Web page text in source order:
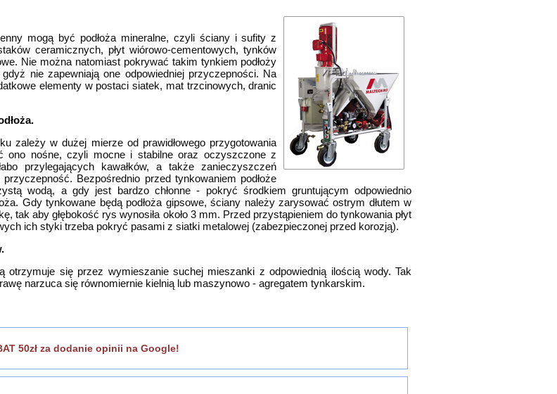
50zł za dodanie opinii na Google!
mogą być podłoża mineralne, czyli ściany i sufity z
ceramicznych, płyt wiórowo-cementowych, tynków
Nie można natomiast pokrywać takim tynkiem podłoży
nie zapewniają one odpowiedniej przyczepności. Na
elementy w postaci siatek, mat trzcinowych, dranic
zależy w dużej mierze od prawidłowego przygotowania
ono nośne, czyli mocne i stabilne oraz oczyszczone z
przylegających kawałków, a także zanieczyszczeń
przyczepność. Bezpośrednio przed tynkowaniem podłoże
wodą, a gdy jest bardzo chłonne - pokryć środkiem gruntującym odpowiednio
Gdy tynkowane będą podłoża gipsowe, ściany należy zarysować ostrym dłutem w
tak aby głębokość rys wynosiła około 3 mm. Przed przystąpieniem do tynkowania płyt
ich styki trzeba pokryć pasami z siatki metalowej (zabezpieczonej przed korozją).
otrzymuje się przez wymieszanie suchej mieszanki z odpowiednią ilością wody. Tak
narzuca się równomiernie kielnią lub maszynowo - agregatem tynkarskim.